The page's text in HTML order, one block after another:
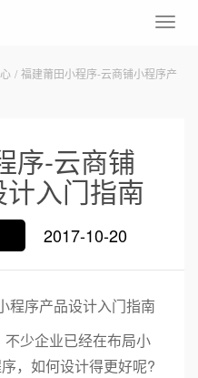
/ 福建莆田小程序-云商铺小程序产
序-云商铺
入门指南
2017-10-20
程序产品设计入门指南
少企业已经在布局小
，如何设计得更好呢?